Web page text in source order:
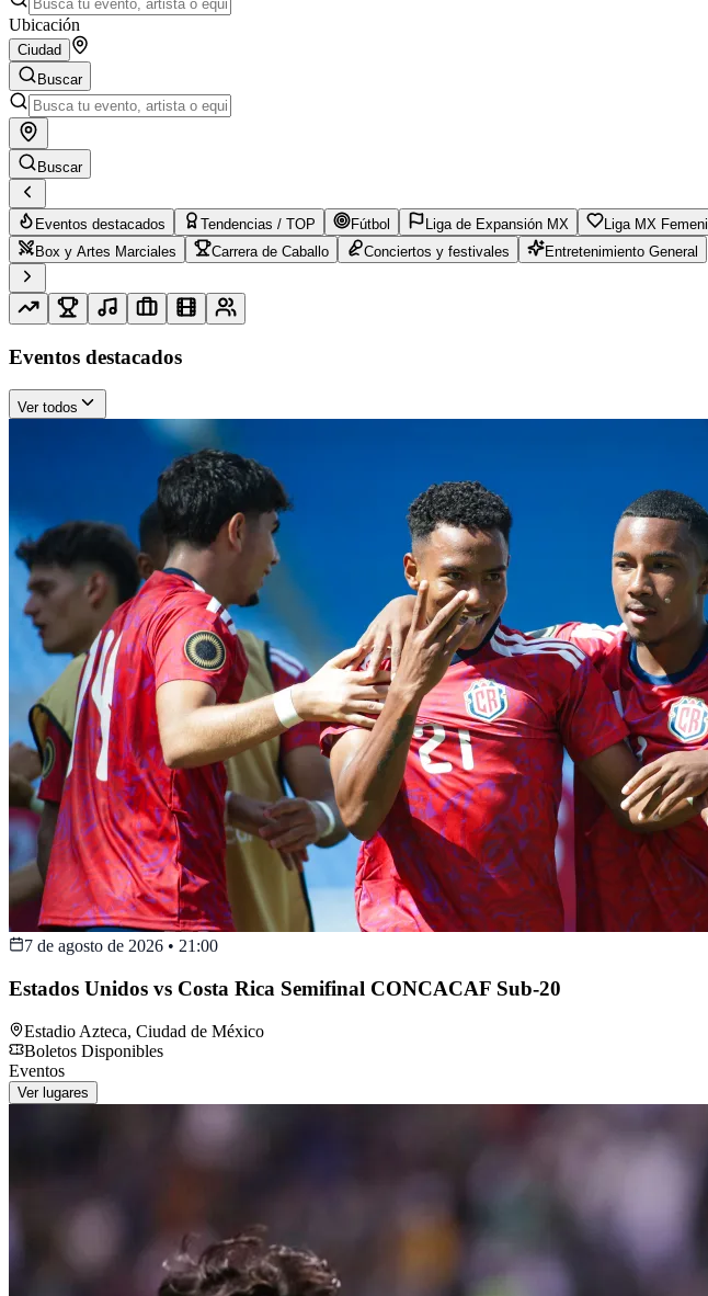
Ubicación
Ciudad
Buscar
Buscar
Eventos destacados Tendencias / TOP Fútbol Liga de Expansión MX Liga MX Femenil
Box y Artes Marciales
Carrera de Caballo Conciertos y festivales Entretenimiento General
Eventos destacados
Ver todos
7 de agosto de 2026 • 21:00
Estados Unidos vs Costa Rica Semifinal CONCACAF Sub-20
Estadio Azteca, Ciudad de México
Boletos Disponibles
Eventos
Ver lugares